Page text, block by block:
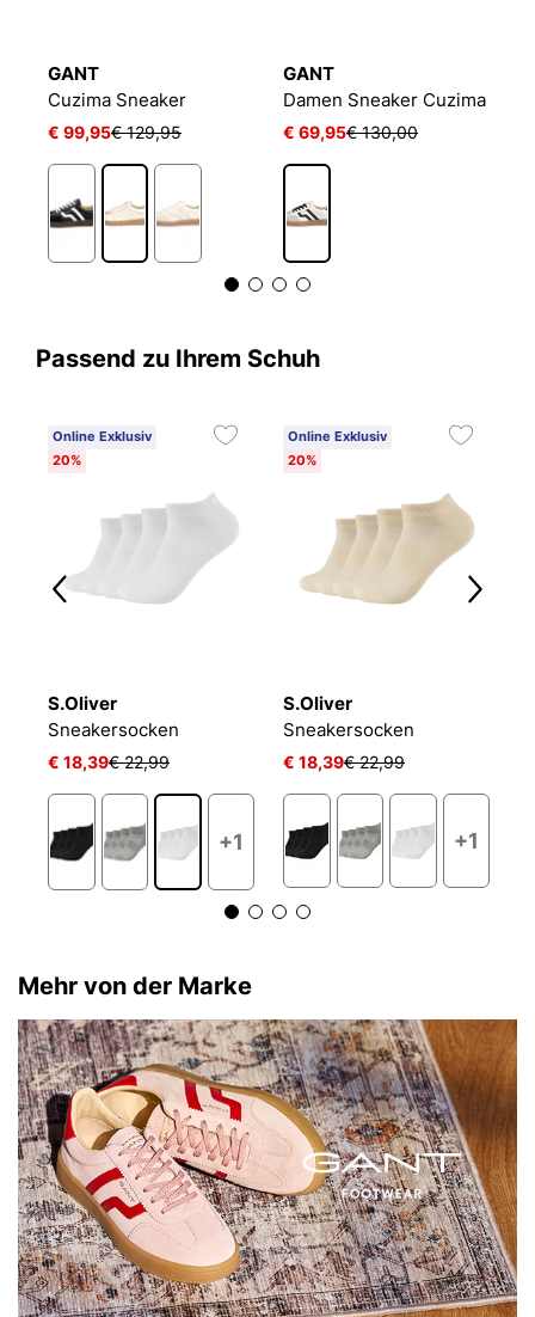
GANT
Cuzima Sneaker
€ 99,95€ 129,95
GANT
Damen Sneaker Cuzima
€ 69,95€ 130,00
Passend zu Ihrem Schuh
Online Exklusiv
20%
S.Oliver
Sneakersocken
€ 18,39€ 22,99
+1
Online Exklusiv
20%
S.Oliver
Sneakersocken
€ 18,39€ 22,99
+1
Mehr von der Marke